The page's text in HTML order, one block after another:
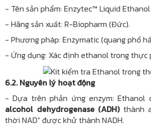
- Tên sản phẩm: Enzytec™ Liquid
- Hãng sản xuất: R-Biopharm (Đức).
- Phương pháp: Enzymatic (quang phổ
- Ứng dụng: Xác định ethanol trong thực
6.2. Nguyên lý hoạt động
- Dựa trên phản ứng enzym: Ethanol
alcohol dehydrogenase (ADH)thành
thời NAD⁺ được khử thành NADH.